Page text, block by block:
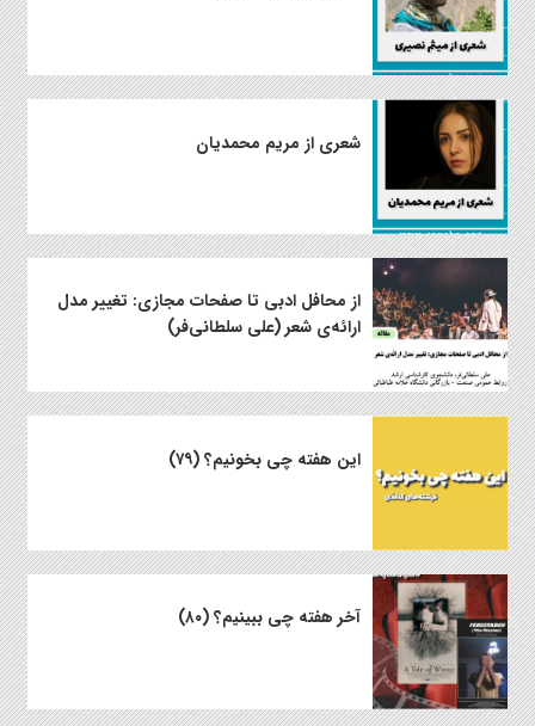
شعری از مریم محمدیان
از محافل ادبی تا صفحات مجازی: تغییر مدل
ارائه‌ی شعر (علی سلطانی‌فر)
این هفته چی بخونیم؟ (۷۹)
آخر هفته چی ببینیم؟ (۸۰)